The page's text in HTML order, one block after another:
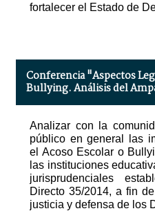
fortalecer el Estado de
Conferencia "Aspectos
Bullying. Análisis del
Analizar con la
público en general las
el Acoso Escolar o
las instituciones
jurisprudenciales
Directo 35/2014, a fin
justicia y defensa de los